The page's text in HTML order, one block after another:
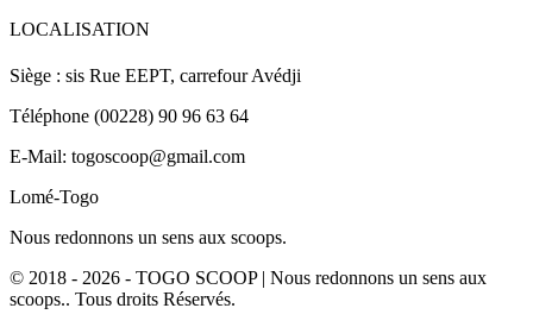
LOCALISATION
Siège : sis Rue EEPT, carrefour Avédji
Téléphone (00228) 90 96 63 64
E-Mail: togoscoop@gmail.com
Lomé-Togo
Nous redonnons un sens aux scoops.
© 2018 - 2026 - TOGO SCOOP | Nous redonnons un sens aux
scoops.. Tous droits Réservés.